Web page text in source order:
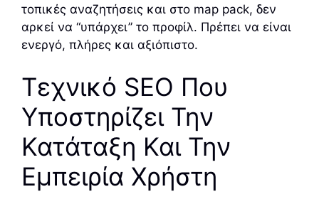
τοπικές αναζητήσεις και στο map pack, δεν
αρκεί να “υπάρχει” το προφίλ. Πρέπει να είναι
ενεργό, πλήρες και αξιόπιστο.
Τεχνικό SEO Που
Υποστηρίζει Την
Κατάταξη Και Την
Εμπειρία Χρήστη